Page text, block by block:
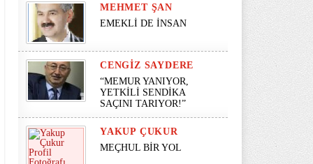
MEHMET ŞAN
EMEKLİ DE İNSAN
CENGIZ SAYDERE
“MEMUR YANIYOR,
YETKİLİ SENDİKA
SAÇINI TARIYOR!”
YAKUP ÇUKUR
MEÇHUL BİR YOL